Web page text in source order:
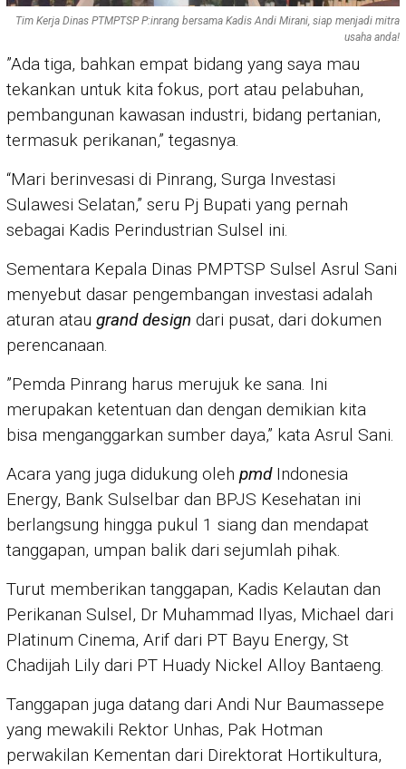
Tim Kerja Dinas PTMPTSP P:inrang bersama Kadis Andi Mirani, siap menjadi mitra
usaha anda!
”Ada tiga, bahkan empat bidang yang saya mau
tekankan untuk kita fokus, port atau pelabuhan,
pembangunan kawasan industri, bidang pertanian,
termasuk perikanan,” tegasnya.
“Mari berinvesasi di Pinrang, Surga Investasi
Sulawesi Selatan,” seru Pj Bupati yang pernah
sebagai Kadis Perindustrian Sulsel ini.
Sementara Kepala Dinas PMPTSP Sulsel Asrul Sani
menyebut dasar pengembangan investasi adalah
aturan atau grand design dari pusat, dari dokumen
perencanaan.
”Pemda Pinrang harus merujuk ke sana. Ini
merupakan ketentuan dan dengan demikian kita
bisa menganggarkan sumber daya,” kata Asrul Sani.
Acara yang juga didukung oleh pmdIndonesia
Energy, Bank Sulselbar dan BPJS Kesehatan ini
berlangsung hingga pukul 1 siang dan mendapat
tanggapan, umpan balik dari sejumlah pihak.
Turut memberikan tanggapan, Kadis Kelautan dan
Perikanan Sulsel, Dr Muhammad Ilyas, Michael dari
Platinum Cinema, Arif dari PT Bayu Energy, St
Chadijah Lily dari PT Huady Nickel Alloy Bantaeng.
Tanggapan juga datang dari Andi Nur Baumassepe
yang mewakili Rektor Unhas, Pak Hotman
perwakilan Kementan dari Direktorat Hortikultura,